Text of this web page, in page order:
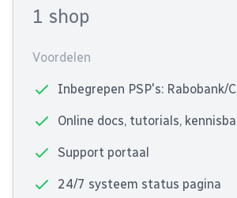
1 shop
Voordelen
Inbegrepen PSP's: Rabobank/
Online docs, tutorials,
Support portaal
24/7 systeem status pagina